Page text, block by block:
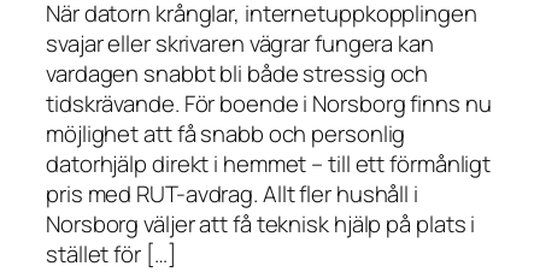
När datorn krånglar, internetuppkopplingen
svajar eller skrivaren vägrar fungera kan
vardagen snabbt bli både stressig och
tidskrävande. För boende i Norsborg finns nu
möjlighet att få snabb och personlig
datorhjälp direkt i hemmet – till ett förmånligt
pris med RUT-avdrag. Allt fler hushåll i
Norsborg väljer att få teknisk hjälp på plats i
stället för […]